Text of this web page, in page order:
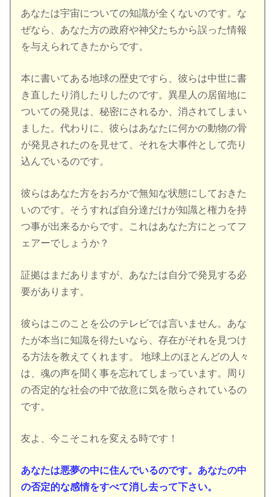
あなたは宇宙についての知識が全くないのです。な
ぜなら、あなた方の政府や神父たちから誤った情報
を与えられてきたからです。
本に書いてある地球の歴史ですら、彼らは中世に書
き直したり消したりしたのです。異星人の居留地に
ついての発見は、秘密にされるか、消されてしまい
ました。代わりに、彼らはあなたに何かの動物の骨
が発見されたのを見せて、それを大事件として売り
込んでいるのです。
彼らはあなた方をおろかで無知な状態にしておきた
いのです。そうすれば自分達だけが知識と権力を持
つ事が出来るからです。これはあなた方にとってフ
ェアーでしょうか？
証拠はまだありますが、あなたは自分で発見する必
要があります。
彼らはこのことを公のテレビでは言いません。あな
たが本当に知識を得たいなら、存在がそれを見つけ
る方法を教えてくれます。 地球上のほとんどの人々
は、魂の声を聞く事を忘れてしまっています。周り
の否定的な社会の中で故意に気を散らされているの
です。
友よ、今こそこれを変える時です！
あなたは悪夢の中に住んでいるのです。あなたの中
の否定的な感情をすべて消し去って下さい。